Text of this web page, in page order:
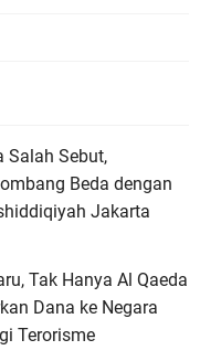
Salah Sebut,
Beda dengan
Jakarta
Tak Hanya Al Qaeda
Dana ke Negara
Terorisme